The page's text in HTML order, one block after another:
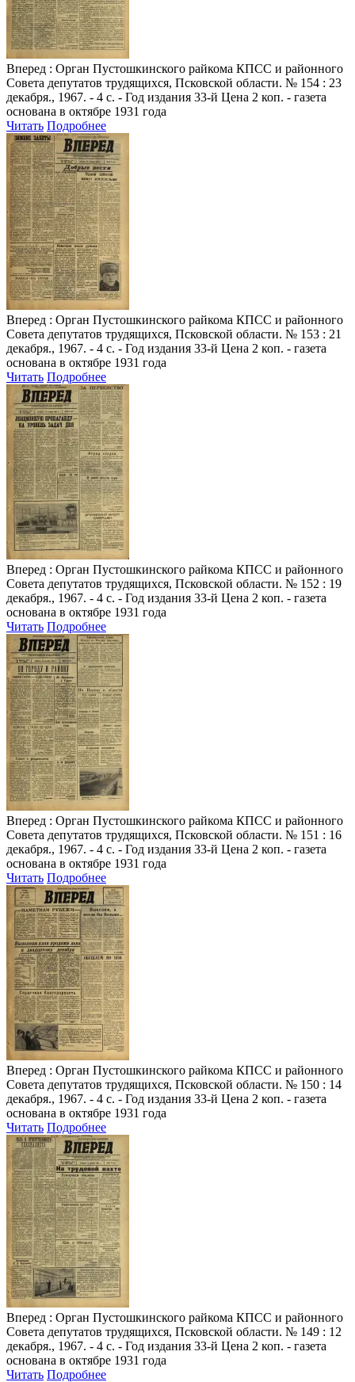
Вперед : Орган Пустошкинского райкома КПСС и районного
Совета депутатов трудящихся, Псковской области. № 154 : 23
декабря., 1967. - 4 с. - Год издания 33-й Цена 2 коп. - газета
основана в октябре 1931 года
Читать Подробнее
Вперед : Орган Пустошкинского райкома КПСС и районного
Совета депутатов трудящихся, Псковской области. № 153 : 21
декабря., 1967. - 4 с. - Год издания 33-й Цена 2 коп. - газета
основана в октябре 1931 года
Читать Подробнее
Вперед : Орган Пустошкинского райкома КПСС и районного
Совета депутатов трудящихся, Псковской области. № 152 : 19
декабря., 1967. - 4 с. - Год издания 33-й Цена 2 коп. - газета
основана в октябре 1931 года
Читать Подробнее
Вперед : Орган Пустошкинского райкома КПСС и районного
Совета депутатов трудящихся, Псковской области. № 151 : 16
декабря., 1967. - 4 с. - Год издания 33-й Цена 2 коп. - газета
основана в октябре 1931 года
Читать Подробнее
Вперед : Орган Пустошкинского райкома КПСС и районного
Совета депутатов трудящихся, Псковской области. № 150 : 14
декабря., 1967. - 4 с. - Год издания 33-й Цена 2 коп. - газета
основана в октябре 1931 года
Читать Подробнее
Вперед : Орган Пустошкинского райкома КПСС и районного
Совета депутатов трудящихся, Псковской области. № 149 : 12
декабря., 1967. - 4 с. - Год издания 33-й Цена 2 коп. - газета
основана в октябре 1931 года
Читать Подробнее